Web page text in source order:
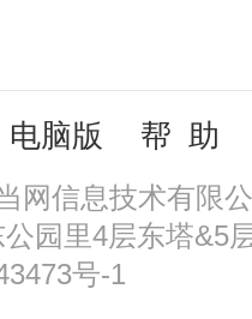
电脑版 帮 助
网信息技术有限
园里4层东塔&5
号-1